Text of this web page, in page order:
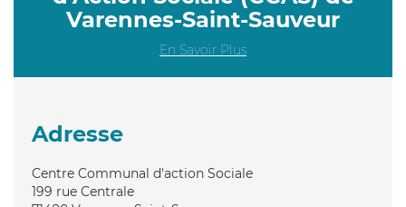
Varennes-Saint-Sauveur
En Savoir Plus
Adresse
Centre Communal d'action Sociale
199 rue Centrale